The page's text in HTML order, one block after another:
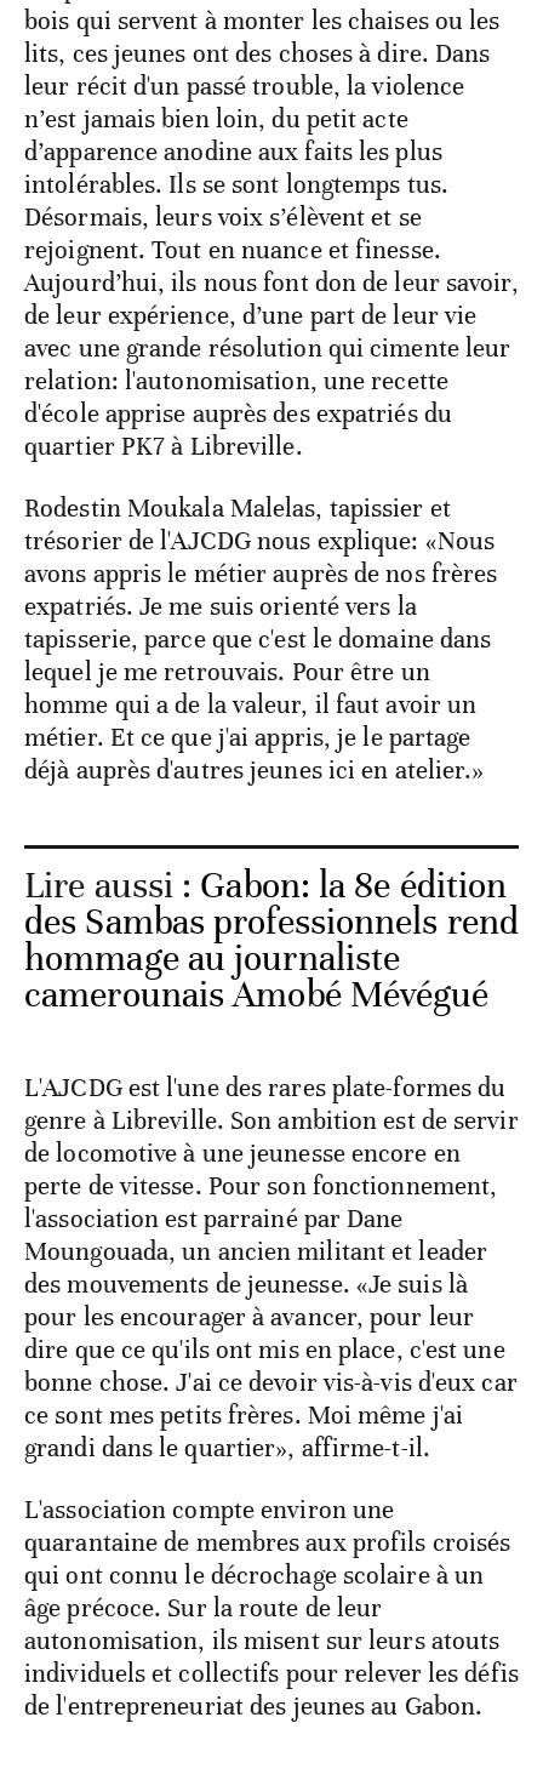
bois qui servent à monter les chaises ou les
lits, ces jeunes ont des choses à dire. Dans
leur récit d'un passé trouble, la violence
n’est jamais bien loin, du petit acte
d’apparence anodine aux faits les plus
intolérables. Ils se sont longtemps tus.
Désormais, leurs voix s’élèvent et se
rejoignent. Tout en nuance et finesse.
Aujourd’hui, ils nous font don de leur savoir,
de leur expérience, d’une part de leur vie
avec une grande résolution qui cimente leur
relation: l'autonomisation, une recette
d'école apprise auprès des expatriés du
quartier PK7 à Libreville.
Rodestin Moukala Malelas, tapissier et
trésorier de l'AJCDG nous explique: «Nous
avons appris le métier auprès de nos frères
expatriés. Je me suis orienté vers la
tapisserie, parce que c'est le domaine dans
lequel je me retrouvais. Pour être un
homme qui a de la valeur, il faut avoir un
métier. Et ce que j'ai appris, je le partage
déjà auprès d'autres jeunes ici en atelier.»
Lire aussi : Gabon: la 8e édition
des Sambas professionnels rend
hommage au journaliste
camerounais Amobé Mévégué
L'AJCDG est l'une des rares plate-formes du
genre à Libreville. Son ambition est de servir
de locomotive à une jeunesse encore en
perte de vitesse. Pour son fonctionnement,
l'association est parrainé par Dane
Moungouada, un ancien militant et leader
des mouvements de jeunesse. «Je suis là
pour les encourager à avancer, pour leur
dire que ce qu'ils ont mis en place, c'est une
bonne chose. J'ai ce devoir vis-à-vis d'eux car
ce sont mes petits frères. Moi même j'ai
grandi dans le quartier», affirme-t-il.
L'association compte environ une
quarantaine de membres aux profils croisés
qui ont connu le décrochage scolaire à un
âge précoce. Sur la route de leur
autonomisation, ils misent sur leurs atouts
individuels et collectifs pour relever les défis
de l'entrepreneuriat des jeunes au Gabon.